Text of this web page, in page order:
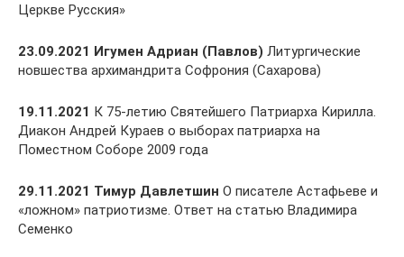
Церкве Русския»
23.09.2021 Игумен Адриан (Павлов) Литургические
новшества архимандрита Софрония (Сахарова)
19.11.2021 К 75-летию Святейшего Патриарха Кирилла.
Диакон Андрей Кураев о выборах патриарха на
Поместном Соборе 2009 года
29.11.2021 Тимур Давлетшин О писателе Астафьеве и
«ложном» патриотизме. Ответ на статью Владимира
Семенко